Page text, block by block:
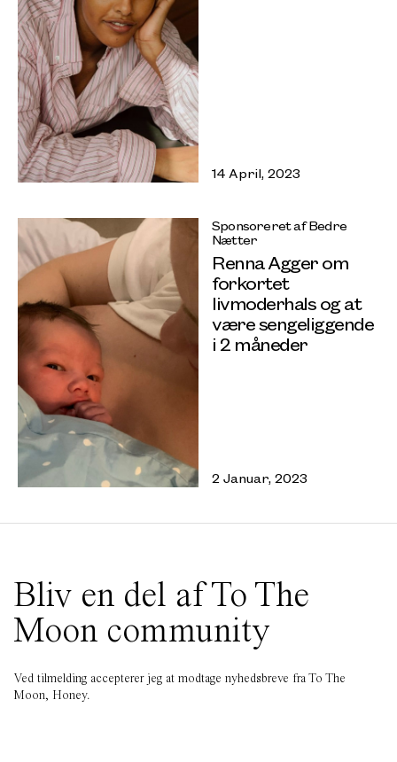
14 April, 2023
Sponsoreret af Bedre
Nætter
Renna Agger om
forkortet
livmoderhals og at
være sengeliggende
i 2 måneder
2 Januar, 2023
Bliv en del af To The
Moon community
Ved tilmelding accepterer jeg at modtage nyhedsbreve fra To The
Moon, Honey.